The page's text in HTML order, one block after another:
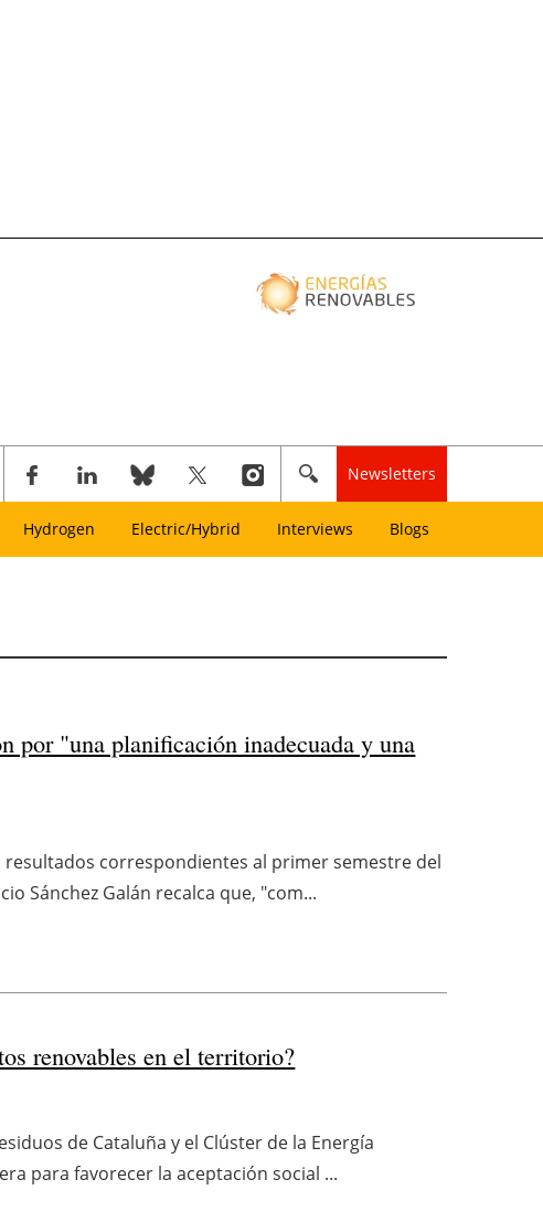
Newsletters
Hydrogen Electric/Hybrid Interviews Blogs
por "una planificación inadecuada y una
correspondientes al primer semestre del
Sánchez Galán recalca que, "com...
renovables en el territorio?
de Cataluña y el Clúster de la Energía
para favorecer la aceptación social ...